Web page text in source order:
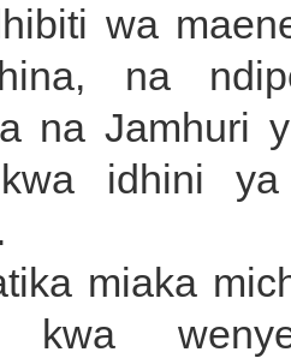
wa
na
na Jamhuri
idhini
miaka
kwa